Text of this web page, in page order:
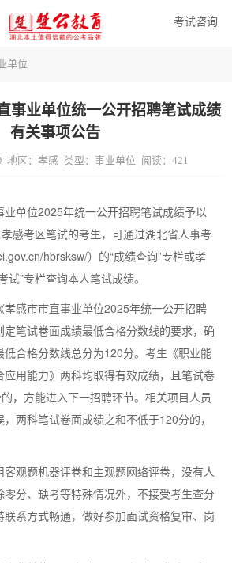
考试咨询
单位
事业单位统一公开招聘笔试成绩
有关事项公告
地区：孝感 类型：事业单位 阅读：421
单位2025年统一公开招聘笔试成绩予以
感考区笔试的考生，可通过湖北省人事考
hbrsksw/）的“成绩查询”专栏或孝
试”专栏查询本人笔试成绩。
孝感市市直事业单位2025年统一公开招聘
笔试卷面成绩最低合格分数线的要求，确
低合格分数线总分为120分。考生《职业能
应用能力》两科均取得有效成绩，且笔试卷
，方能进入下一招聘环节。相关项目人员
两科笔试卷面成绩之和不低于120分的，
观题机器评卷和主观题网络评卷，没有人
分、缺考等特殊情况外，不接受考生查分
系方式畅通，做好参加面试资格复审、岗